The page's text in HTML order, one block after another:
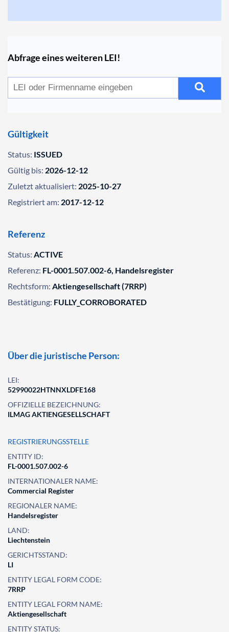
Abfrage eines weiteren LEI!
Gültigkeit
Status: ISSUED
Gültig bis: 2026-12-12
Zuletzt aktualisiert: 2025-10-27
Registriert am: 2017-12-12
Referenz
Status: ACTIVE
Referenz: FL-0001.507.002-6, Handelsregister
Rechtsform: Aktiengesellschaft (7RRP)
Bestätigung: FULLY_CORROBORATED
Über die juristische Person:
LEI:
52990022HTNNXLDFE168
OFFIZIELLE BEZEICHNUNG:
ILMAG AKTIENGESELLSCHAFT
REGISTRIERUNGSSTELLE
ENTITY ID:
FL-0001.507.002-6
INTERNATIONALER NAME:
Commercial Register
REGIONALER NAME:
Handelsregister
LAND:
Liechtenstein
GERICHTSSTAND:
LI
ENTITY LEGAL FORM CODE:
7RRP
ENTITY LEGAL FORM NAME:
Aktiengesellschaft
ENTITY STATUS: